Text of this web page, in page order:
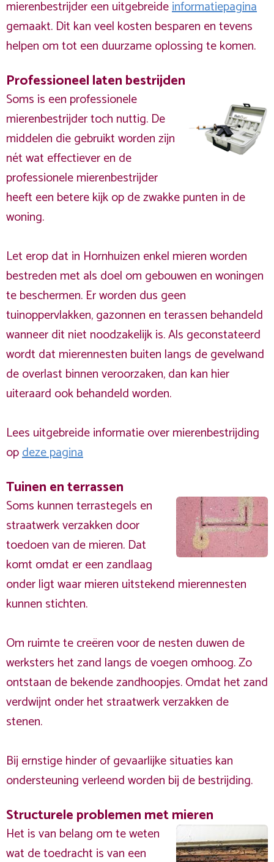
mierenbestrijder een uitgebreideinformatiepagina
gemaakt. Dit kan veel kosten besparen en tevens
helpen om tot een duurzame oplossing te komen.
Professioneel laten bestrijden
Soms is een professionele
mierenbestrijder toch nuttig. De
middelen die gebruikt worden zijn
nét wat effectiever en de
professionele mierenbestrijder
heeft een betere kijk op de zwakke punten in de
woning.
Let erop dat in Hornhuizen enkel mieren worden
bestreden met als doel om gebouwen en woningen
te beschermen. Er worden dus geen
tuinoppervlakken, gazonnen en terassen behandeld
wanneer dit niet noodzakelijk is. Als geconstateerd
wordt dat mierennesten buiten langs de gevelwand
de overlast binnen veroorzaken, dan kan hier
uiteraard ook behandeld worden.
Lees uitgebreide informatie over mierenbestrijding
opdeze pagina
Tuinen en terrassen
Soms kunnen terrastegels en
straatwerk verzakken door
toedoen van de mieren. Dat
komt omdat er een zandlaag
onder ligt waar mieren uitstekend mierennesten
kunnen stichten.
Om ruimte te creëren voor de nesten duwen de
werksters het zand langs de voegen omhoog. Zo
ontstaan de bekende zandhoopjes. Omdat het zand
verdwijnt onder het straatwerk verzakken de
stenen.
Bij ernstige hinder of gevaarlijke situaties kan
ondersteuning verleend worden bij de bestrijding.
Structurele problemen met mieren
Het is van belang om te weten
wat de toedracht is van een